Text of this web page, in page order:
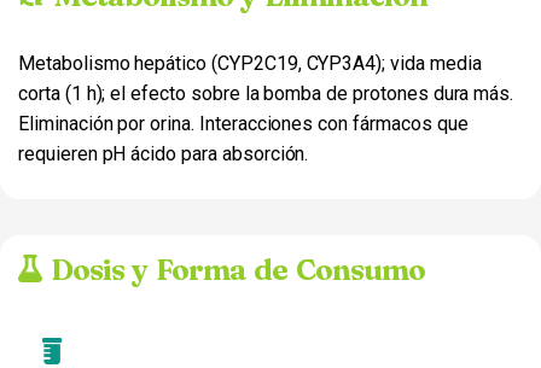
Metabolismo hepático (CYP2C19, CYP3A4); vida media
corta (1 h); el efecto sobre la bomba de protones dura más.
Eliminación por orina. Interacciones con fármacos que
requieren pH ácido para absorción.
Dosis y Forma de Consumo